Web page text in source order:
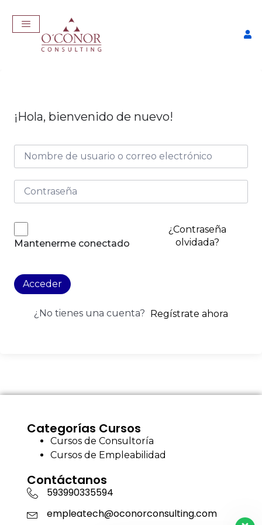
¡Hola, bienvenido de nuevo!
Mantenerme conectado
¿Contraseña
olvidada?
Acceder
¿No tienes una cuenta? Regístrate ahora
Categorías Cursos
Cursos de Consultoría
Cursos de Empleabilidad
Contáctanos
593990335594
empleatech@oconorconsulting.com